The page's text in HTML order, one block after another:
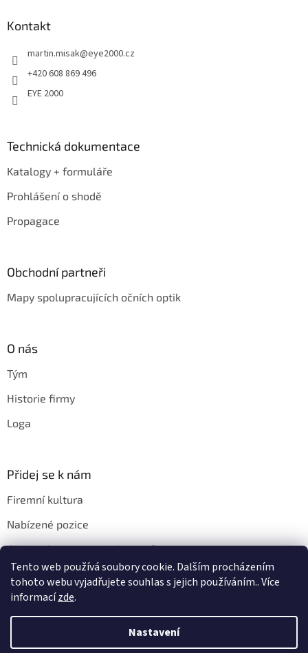
Tento web používá soubory cookie. Dalším procházením
tohoto webu vyjadřujete souhlas s jejich používáním.. Více
informacízde.
Nastavení
Kontakt
martin.misak@eye2000.cz
+420 608 869 496
EYE 2000
Technická dokumentace
Katalogy + formuláře
Prohlášení o shodě
Propagace
Obchodní partneři
Mapy spolupracujících očních optik
O nás
Tým
Historie firmy
Loga
Přidej se k nám
Firemní kultura
Nabízené pozice
Chci u vás pracovat. Jak na to?